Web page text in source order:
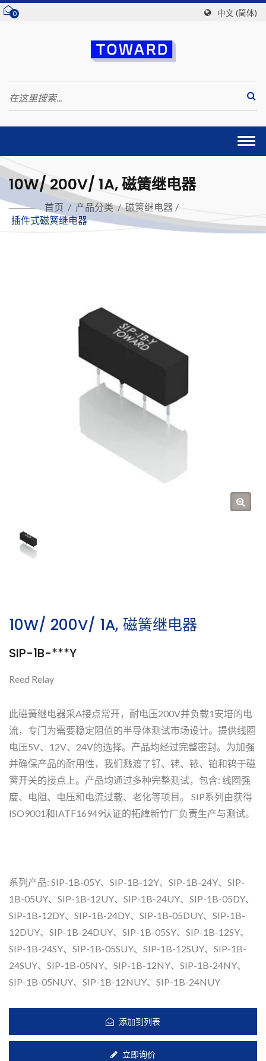
0 中文 (简体)
10W/ 200V/ 1A, 磁簧继电器
首页 / 产品分类 / 磁簧继电器 /
插件式磁簧继电器
10W/ 200V/ 1A, 磁簧继电器
SIP-1B-***Y
Reed Relay
此磁簧继电器采A接点常开，耐电压200V并负载1安培的电
流，专门为需要稳定阻值的半导体测试市场设计。提供线圈
电压5V、12V、24V的选择。产品均经过完整密封。为加强
并确保产品的耐用性，我们溅渡了钌、铑、铱、铂和钨于磁
簧开关的接点上。产品均通过多种完整测试，包含: 线圈强
度、电阻、电压和电流过载、老化等项目。 SIP系列由获得
ISO9001和IATF16949认证的拓緯新竹厂负责生产与测试。
系列产品: SIP-1B-05Y、SIP-1B-12Y、SIP-1B-24Y、SIP-
1B-05UY、SIP-1B-12UY、SIP-1B-24UY、SIP-1B-05DY、
SIP-1B-12DY、SIP-1B-24DY、SIP-1B-05DUY、SIP-1B-
12DUY、SIP-1B-24DUY、SIP-1B-05SY、SIP-1B-12SY、
SIP-1B-24SY、SIP-1B-05SUY、SIP-1B-12SUY、SIP-1B-
24SUY、SIP-1B-05NY、SIP-1B-12NY、SIP-1B-24NY、
SIP-1B-05NUY、SIP-1B-12NUY、SIP-1B-24NUY
添加到列表
立即询价